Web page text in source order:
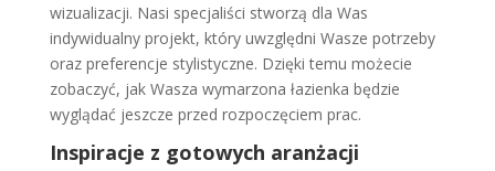
wizualizacji. Nasi specjaliści stworzą dla Was
indywidualny projekt, który uwzględni Wasze potrzeby
oraz preferencje stylistyczne. Dzięki temu możecie
zobaczyć, jak Wasza wymarzona łazienka będzie
wyglądać jeszcze przed rozpoczęciem prac.
Inspiracje z gotowych aranżacji